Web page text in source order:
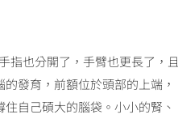
指也分開了，手臂也更長了，且
發育，前額位於頭部的上端，
自己碩大的腦袋。小小的腎、